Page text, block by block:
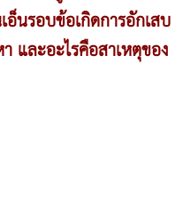
อ็นรอบข้อเกิดการอักเสบ
และอะไรคือสาเหตุของ